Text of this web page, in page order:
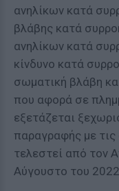
ανηλίκων κατά
βλάβης κατά
ανηλίκων κατά
κίνδυνο κατά
σωματική βλάβη
που αφορά σε
εξετάζεται
παραγραφής με τις
τελεστεί από τον
Αύγουστο του